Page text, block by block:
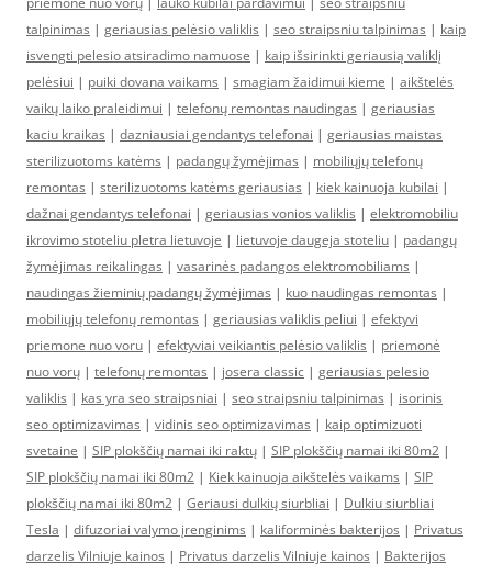
talpinimas | geriausias pelėsio valiklis | seo straipsniu talpinimas | kaip
isvengti pelesio atsiradimo namuose | kaip išsirinkti geriausią valiklį
pelėsiui | puiki dovana vaikams | smagiam žaidimui kieme | aikštelės
vaikų laiko praleidimui | telefonų remontas naudingas | geriausias
kaciu kraikas | dazniausiai gendantys telefonai | geriausias maistas
sterilizuotoms katėms | padangų žymėjimas | mobiliųjų telefonų
remontas | sterilizuotoms katėms geriausias | kiek kainuoja kubilai |
dažnai gendantys telefonai | geriausias vonios valiklis | elektromobiliu
ikrovimo stoteliu pletra lietuvoje | lietuvoje daugeja stoteliu | padangų
žymėjimas reikalingas | vasarinės padangos elektromobiliams |
naudingas žieminių padangų žymėjimas | kuo naudingas remontas |
mobiliųjų telefonų remontas | geriausias valiklis peliui | efektyvi
priemone nuo voru | efektyviai veikiantis pelėsio valiklis | priemonė
nuo vorų | telefonų remontas | josera classic | geriausias pelesio
valiklis | kas yra seo straipsniai | seo straipsniu talpinimas | isorinis
seo optimizavimas | vidinis seo optimizavimas | kaip optimizuoti
svetaine | SIP plokščių namai iki raktų | SIP plokščių namai iki 80m2 |
SIP plokščių namai iki 80m2 | Kiek kainuoja aikštelės vaikams | SIP
plokščių namai iki 80m2 | Geriausi dulkių siurbliai | Dulkiu siurbliai
Tesla | difuzoriai valymo įrenginims | kaliforminės bakterijos | Privatus
darzelis Vilniuje kainos | Privatus darzelis Vilniuje kainos | Bakterijos